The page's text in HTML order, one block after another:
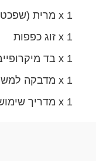
1 x מרית (שפכטל) לטפט
1 x זוג כפפות
1 x בד מיקרופייבר
1 x מדבקה למשטח
1 x מדריך שימוש